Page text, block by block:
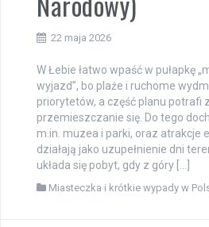
22 maja 2026
W Łebie łatwo wpaść w pułapkę
wyjazd”, bo plaże i ruchome
priorytetów, a część planu potrafi
przemieszczanie się. Do tego
m.in. muzea i parki, oraz atrakcje
działają jako uzupełnienie dni
układa się pobyt, gdy z góry […]
Miasteczka i krótkie wypady w